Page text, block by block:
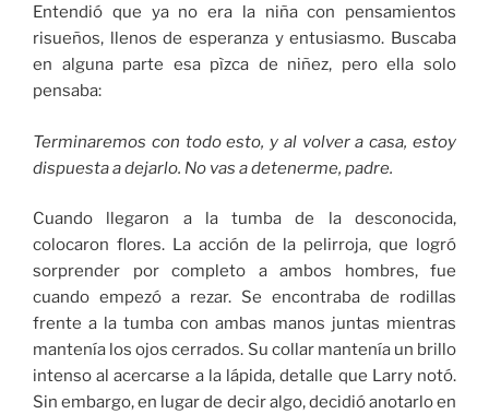
Entendió que ya no era la niña con pensamientos
risueños, llenos de esperanza y entusiasmo. Buscaba
en alguna parte esa pìzca de niñez, pero ella solo
pensaba:
Terminaremos con todo esto, y al volver a casa, estoy
dispuesta a dejarlo. No vas a detenerme, padre.
Cuando llegaron a la tumba de la desconocida,
colocaron flores. La acción de la pelirroja, que logró
sorprender por completo a ambos hombres, fue
cuando empezó a rezar. Se encontraba de rodillas
frente a la tumba con ambas manos juntas mientras
mantenía los ojos cerrados. Su collar mantenía un brillo
intenso al acercarse a la lápida, detalle que Larry notó.
Sin embargo, en lugar de decir algo, decidió anotarlo en